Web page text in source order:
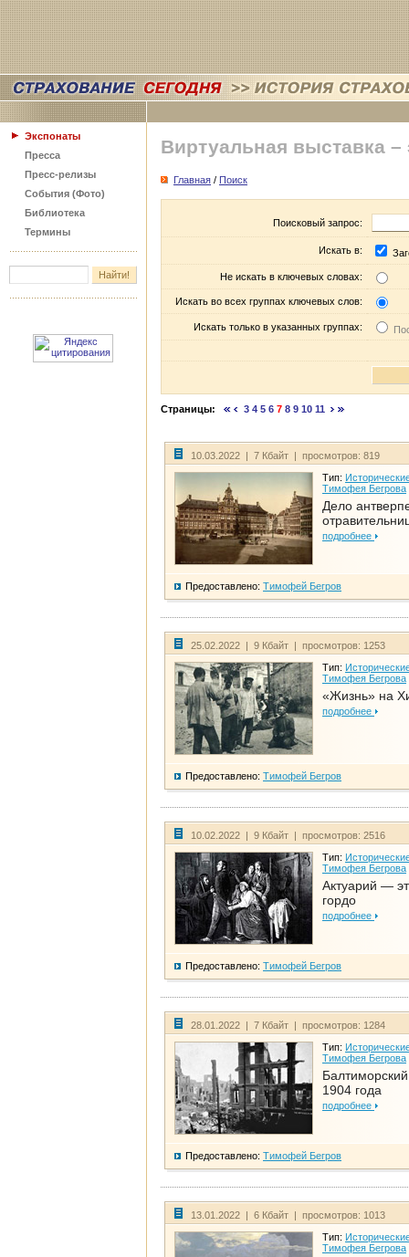
Экспонаты
Пресса
Пресс-релизы
События (Фото)
Библиотека
Термины
Виртуальная выставка –
Главная / Поиск
Поисковый запрос:
Искать в:
Не искать в ключевых словах:
Искать во всех группах ключевых слов:
Искать только в указанных группах:
Страницы: 3 4 5 6 7 8 9 10 11
10.03.2022 | 7 Кбайт | просмотров: 819
Тип:
Тимофея Бегрова
Дело
подробнее
Предоставлено: Тимофей Бегров
25.02.2022 | 9 Кбайт | просмотров: 1253
Тип:
Тимофея Бегрова
«Жизнь» на
подробнее
Предоставлено: Тимофей Бегров
10.02.2022 | 9 Кбайт | просмотров: 2516
Тип:
Тимофея Бегрова
Актуарий —
гордо
подробнее
Предоставлено: Тимофей Бегров
28.01.2022 | 7 Кбайт | просмотров: 1284
Тип:
Тимофея Бегрова
1904 года
подробнее
Предоставлено: Тимофей Бегров
13.01.2022 | 6 Кбайт | просмотров: 1013
Тип:
Тимофея Бегрова